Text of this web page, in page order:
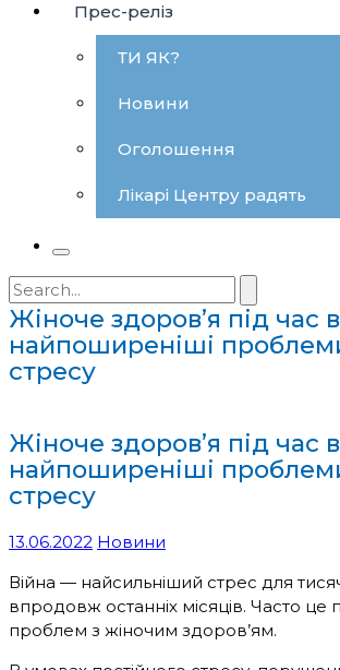
Прес-реліз
ТИ ЯК?
Новини
Оголошення
Лікарі Центру радять
Search
for:
Жіноче здоров’я під час
найпоширеніші
стресу
Жіноче здоров’я під час
найпоширеніші
стресу
13.06.2022 Новини
Війна — найсильніший стрес для
впродовж останніх місяців. Часто це
проблем з жіночим здоров’ям.